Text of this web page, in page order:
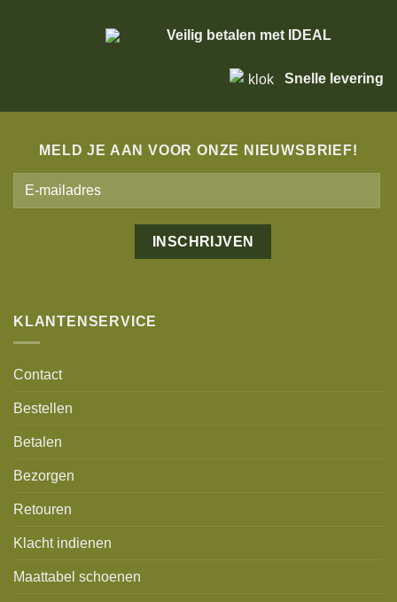
Veilig betalen met IDEAL
Snelle levering
MELD JE AAN VOOR ONZE NIEUWSBRIEF!
KLANTENSERVICE
Contact
Bestellen
Betalen
Bezorgen
Retouren
Klacht indienen
Maattabel schoenen